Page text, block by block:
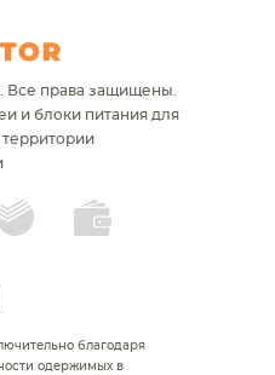
Все права защищены.
и блоки питания для
территории
благодаря
одержимых в